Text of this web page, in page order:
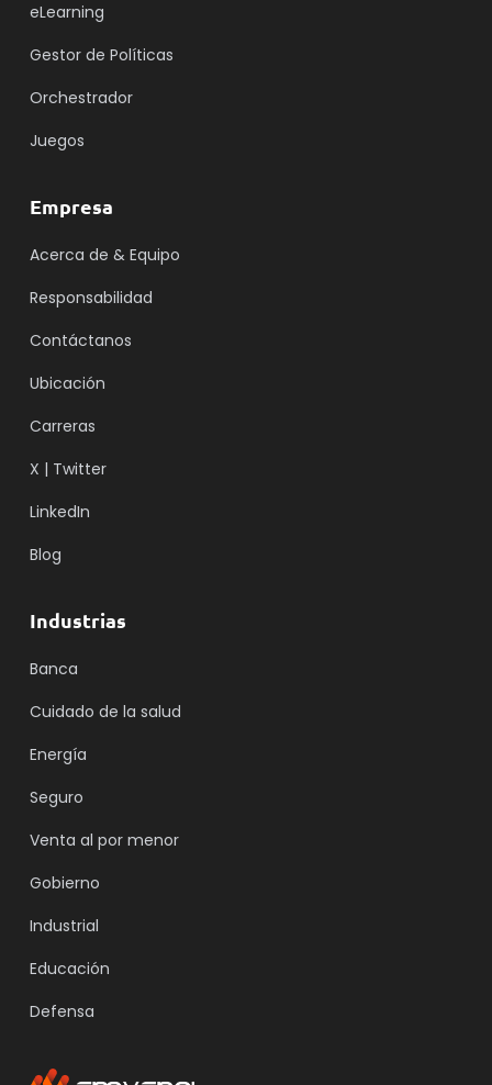
eLearning
Gestor de Políticas
Orchestrador
Juegos
Empresa
Acerca de & Equipo
Responsabilidad
Contáctanos
Ubicación
Carreras
X | Twitter
LinkedIn
Blog
Industrias
Banca
Cuidado de la salud
Energía
Seguro
Venta al por menor
Gobierno
Industrial
Educación
Defensa